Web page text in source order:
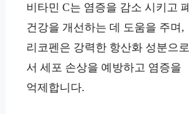
비타민 C는 염증을 감소 시키고 폐
건강을 개선하는 데 도움을 주며,
리코펜은 강력한 항산화 성분으로
서 세포 손상을 예방하고 염증을
억제합니다.